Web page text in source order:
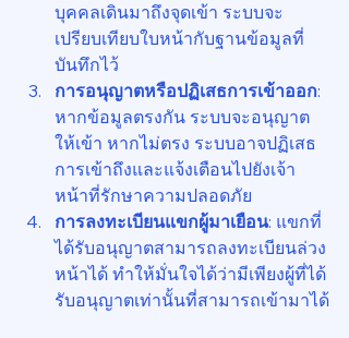
บุคคลเดินมาถึงจุดเข้า ระบบจะ
เปรียบเทียบใบหน้ากับฐานข้อมูลที่
บันทึกไว้
การอนุญาตหรือปฏิเสธการเข้าออก:
หากข้อมูลตรงกัน ระบบจะอนุญาต
ให้เข้า หากไม่ตรง ระบบอาจปฏิเสธ
การเข้าถึงและแจ้งเตือนไปยังเจ้า
หน้าที่รักษาความปลอดภัย
การลงทะเบียนแขกผู้มาเยือน: แขกที่
ได้รับอนุญาตสามารถลงทะเบียนล่วง
หน้าได้ ทำให้มั่นใจได้ว่ามีเพียงผู้ที่ได้
รับอนุญาตเท่านั้นที่สามารถเข้ามาได้